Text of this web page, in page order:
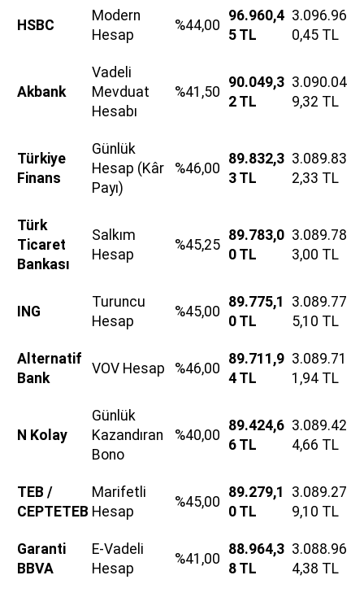
HSBC
Modern
Hesap
%44,00
96.960,4
5 TL
3.096.96
0,45 TL
Akbank
Vadeli
Mevduat
Hesabı
%41,50
90.049,3
2 TL
3.090.04
9,32 TL
Türkiye
Finans
Günlük
Hesap (Kâr
Payı)
%46,00
89.832,3
3 TL
3.089.83
2,33 TL
Türk
Ticaret
Bankası
Salkım
Hesap
%45,25
89.783,0
0 TL
3.089.78
3,00 TL
ING
Turuncu
Hesap
%45,00
89.775,1
0 TL
3.089.77
5,10 TL
Alternatif
Bank
VOV Hesap %46,00
89.711,9
4 TL
3.089.71
1,94 TL
N Kolay
Günlük
Kazandıran
Bono
%40,00
89.424,6
6 TL
3.089.42
4,66 TL
TEB /
CEPTETEB
Marifetli
Hesap
%45,00
89.279,1
0 TL
3.089.27
9,10 TL
Garanti
BBVA
E-Vadeli
Hesap
%41,00
88.964,3
8 TL
3.088.96
4,38 TL